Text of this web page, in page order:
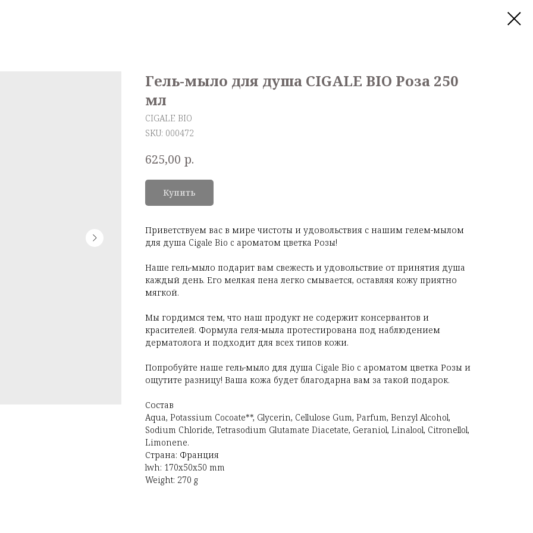
Гель-мыло для душа CIGALE BIO Роза 250
мл
CIGALE BIO
SKU: 000472
625,00 р.
Купить
Приветствуем вас в мире чистоты и удовольствия с нашим гелем-мылом
для душа Cigale Bio c ароматом цветка Розы!
Наше гель-мыло подарит вам свежесть и удовольствие от принятия душа
каждый день. Его мелкая пена легко смывается, оставляя кожу приятно
мягкой.
Мы гордимся тем, что наш продукт не содержит консервантов и
красителей. Формула геля-мыла протестирована под наблюдением
дерматолога и подходит для всех типов кожи.
Попробуйте наше гель-мыло для душа Cigale Bio c ароматом цветка Розы и
ощутите разницу! Ваша кожа будет благодарна вам за такой подарок.
Состав
Aqua, Potassium Cocoate**, Glycerin, Cellulose Gum, Parfum, Benzyl Alcohol,
Sodium Chloride, Tetrasodium Glutamate Diacetate, Geraniol, Linalool, Citronellol,
Limonene.
Страна: Франция
lwh: 170x50x50 mm
Weight: 270 g